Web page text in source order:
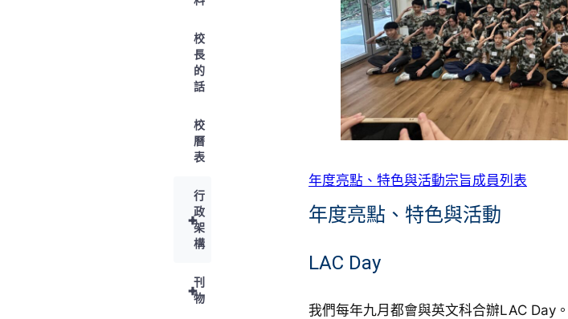
校
長
的
話
校
曆
表
+
行
政
架
構
+刊
物
年度亮點、特色與活動宗旨成員列表
年度亮點、特色與活動
LAC Day
我們每年九月都會與英文科合辦LAC Day